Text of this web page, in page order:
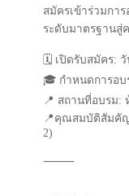
สมัครเข้าร่วมกา
ระดับมาตรฐานสู่
🗓 เปิดรับสมัคร:
🎓 กำหนดการอบ
📍 สถานที่อบรม:
📍คุณสมบัติสัมคัญ
2)
⸻